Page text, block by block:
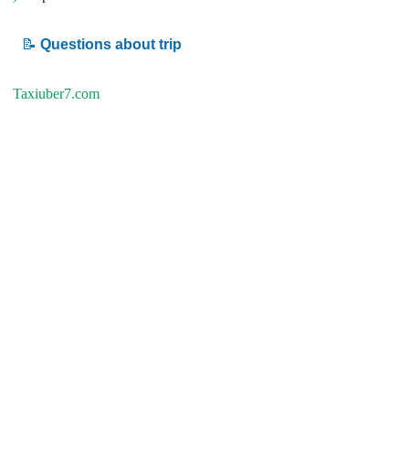
📝 Questions about trip
Taxiuber7.com